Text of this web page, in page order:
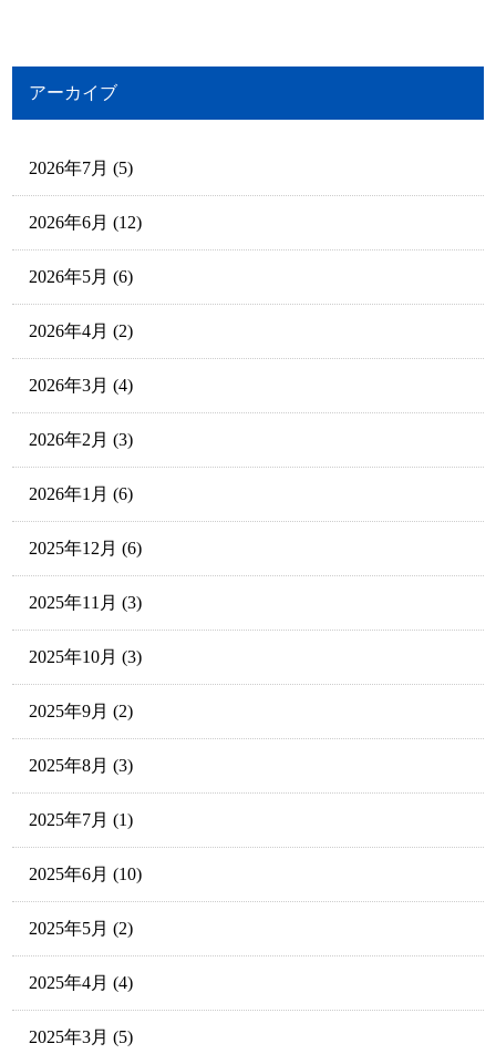
アーカイブ
2026年7月 (5)
2026年6月 (12)
2026年5月 (6)
2026年4月 (2)
2026年3月 (4)
2026年2月 (3)
2026年1月 (6)
2025年12月 (6)
2025年11月 (3)
2025年10月 (3)
2025年9月 (2)
2025年8月 (3)
2025年7月 (1)
2025年6月 (10)
2025年5月 (2)
2025年4月 (4)
2025年3月 (5)